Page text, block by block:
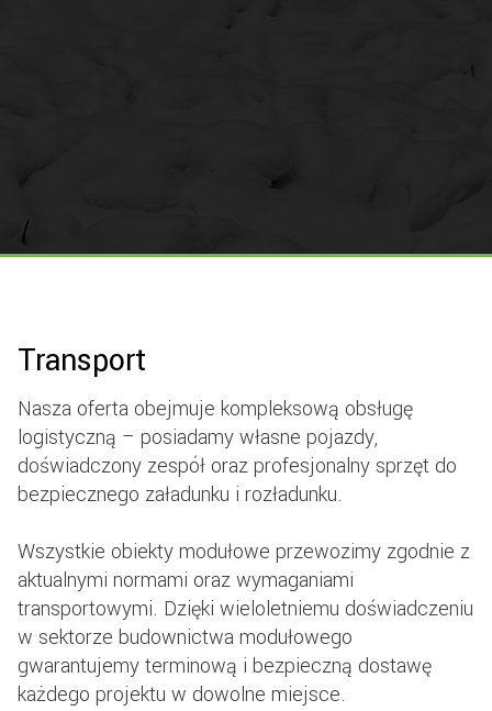
Transport
Nasza oferta obejmuje kompleksową obsługę
logistyczną – posiadamy własne pojazdy,
doświadczony zespół oraz profesjonalny sprzęt do
bezpiecznego załadunku i rozładunku.
Wszystkie obiekty modułowe przewozimy zgodnie z
aktualnymi normami oraz wymaganiami
transportowymi. Dzięki wieloletniemu doświadczeniu
w sektorze budownictwa modułowego
gwarantujemy terminową i bezpieczną dostawę
każdego projektu w dowolne miejsce.